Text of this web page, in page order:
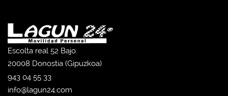
Escolta real 52 Bajo.
20008 Donostia (Gipuzkoa)
943 04 55 33
info@lagun24.com